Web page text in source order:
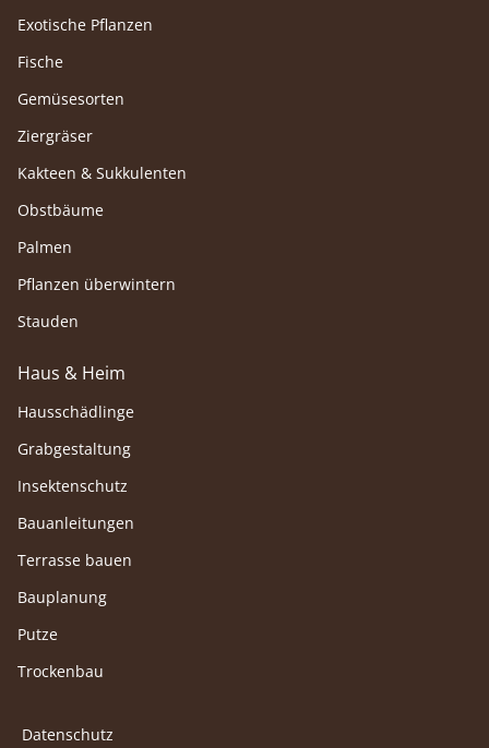
Exotische Pflanzen
Fische
Gemüsesorten
Ziergräser
Kakteen & Sukkulenten
Obstbäume
Palmen
Pflanzen überwintern
Stauden
Haus & Heim
Hausschädlinge
Grabgestaltung
Insektenschutz
Bauanleitungen
Terrasse bauen
Bauplanung
Putze
Trockenbau
Datenschutz